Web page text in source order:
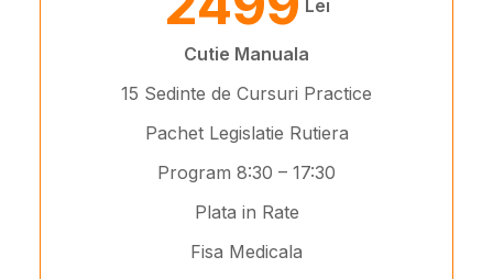
Lei
Cutie Manuala
15 Sedinte de Cursuri Practice
Pachet Legislatie Rutiera
Program 8:30 – 17:30
Plata in Rate
Fisa Medicala